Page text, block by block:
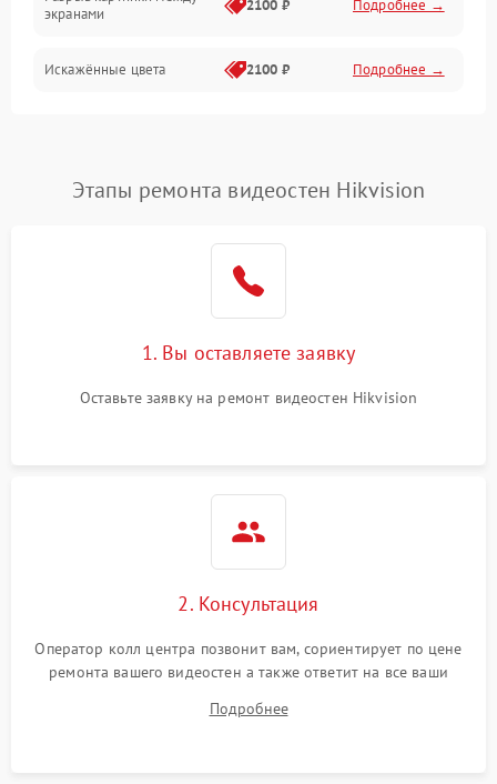
экранами
2100 ₽ Подробнее →
Искажённые цвета 2100 ₽ Подробнее →
Артефакты изображения Подробнее →
Этапы ремонта видеостен Hikvision
1. Вы оставляете заявку
Оставьте заявку на ремонт видеостен Hikvision
2. Консультация
Оператор колл центра позвонит вам, сориентирует по цене
ремонта вашего видеостен а также ответит на все ваши
Подробнее